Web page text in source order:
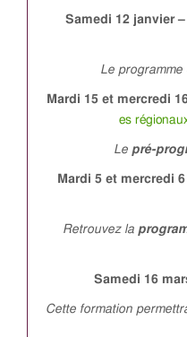
Samedi 12 janvier
Le
Mardi 15 et mercredi
es
Le pré-
Mardi 5 et mercredi
Retrouvez la
Samedi 16
Cette formation